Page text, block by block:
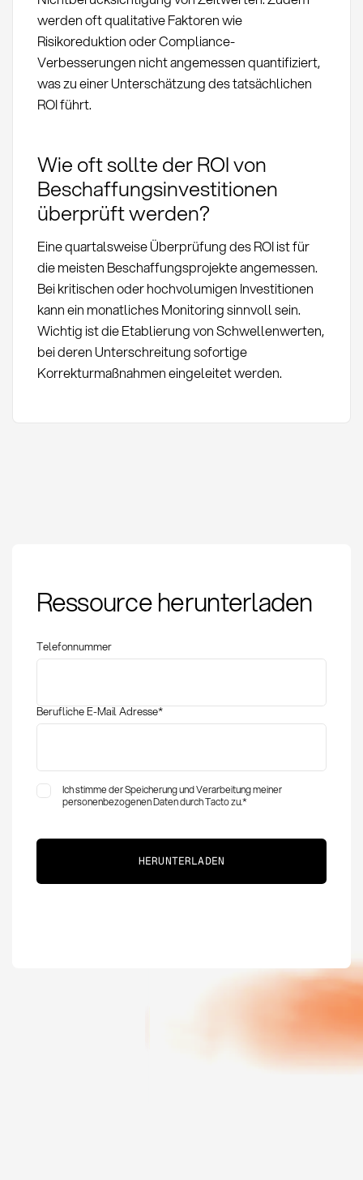
werden oft qualitative Faktoren wie
Risikoreduktion oder Compliance-
Verbesserungen nicht angemessen quantifiziert,
was zu einer Unterschätzung des tatsächlichen
ROI führt.
Wie oft sollte der ROI von
Beschaffungsinvestitionen
überprüft werden?
Eine quartalsweise Überprüfung des ROI ist für
die meisten Beschaffungsprojekte angemessen.
Bei kritischen oder hochvolumigen Investitionen
kann ein monatliches Monitoring sinnvoll sein.
Wichtig ist die Etablierung von Schwellenwerten,
bei deren Unterschreitung sofortige
Korrekturmaßnahmen eingeleitet werden.
Rentabilitätskennzahl
im Einkauf
Ressource herunterladen
Telefonnummer
Berufliche E-Mail Adresse*
Ich stimme der Speicherung und Verarbeitung meiner
personenbezogenen Daten durch Tacto zu.*